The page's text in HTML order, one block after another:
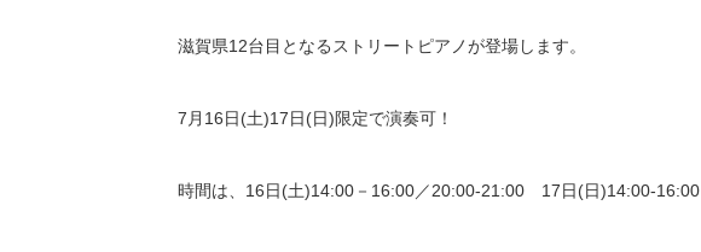
滋賀県12台目となるストリートピアノが登場します。
7月16日(土)17日(日)限定で演奏可！
時間は、16日(土)14:00－16:00／20:00-21:00 17日(日)14:00-16:00